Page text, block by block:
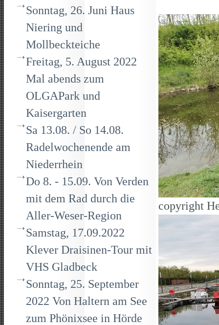
Sonntag, 26. Juni Haus
Niering und
Mollbeckteiche
Freitag, 5. August 2022
Mal abends zum
OLGAPark und
Kaisergarten
Sa 13.08. / So 14.08.
Radelwochenende am
Niederrhein
Do 8. - 15.09. Von Verden
mit dem Rad durch die
Aller-Weser-Region
Samstag, 17.09.2022
Klever Draisinen-Tour mit
VHS Gladbeck
Sonntag, 25. September
2022 Von Haltern am See
zum Phönixsee in Hörde
copyright